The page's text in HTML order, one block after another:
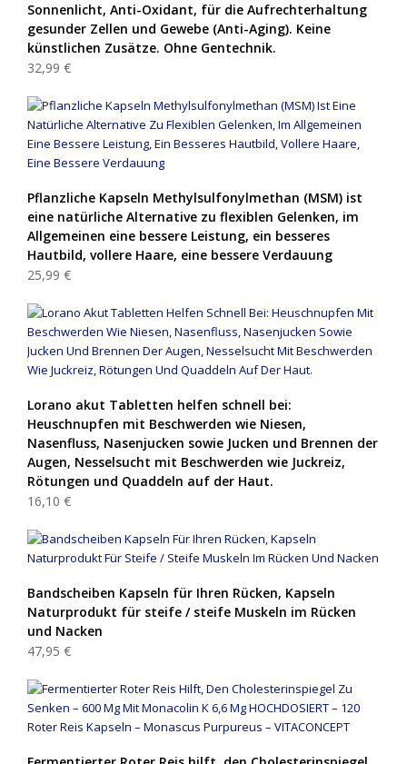
Sonnenlicht, Anti-Oxidant, für die Aufrechterhaltung
gesunder Zellen und Gewebe (Anti-Aging). Keine
künstlichen Zusätze. Ohne Gentechnik.
32,99 €
Pflanzliche Kapseln Methylsulfonylmethan (MSM) ist
eine natürliche Alternative zu flexiblen Gelenken, im
Allgemeinen eine bessere Leistung, ein besseres
Hautbild, vollere Haare, eine bessere Verdauung
25,99 €
Lorano akut Tabletten helfen schnell bei:
Heuschnupfen mit Beschwerden wie Niesen,
Nasenfluss, Nasenjucken sowie Jucken und Brennen der
Augen, Nesselsucht mit Beschwerden wie Juckreiz,
Rötungen und Quaddeln auf der Haut.
16,10 €
Bandscheiben Kapseln für Ihren Rücken, Kapseln
Naturprodukt für steife / steife Muskeln im Rücken
und Nacken
47,95 €